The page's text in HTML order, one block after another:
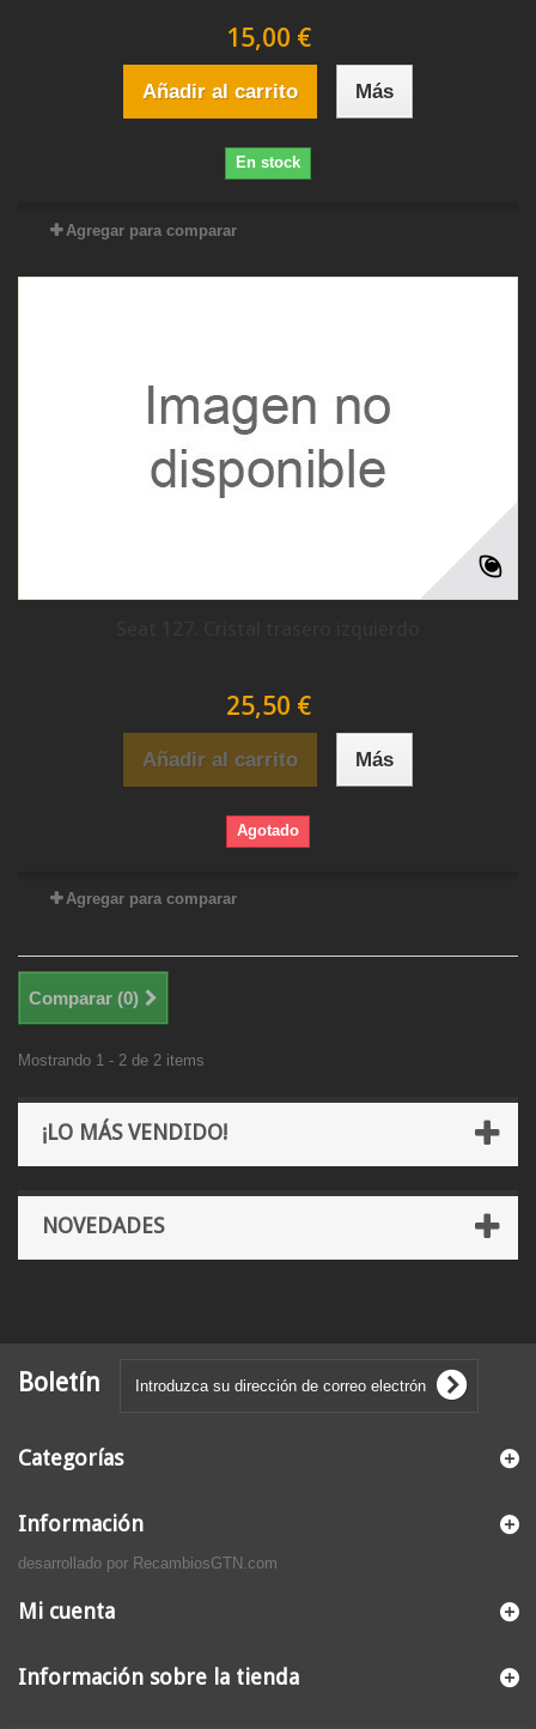
15,00 €
Añadir al carrito Más
En stock
Agregar para comparar
25,50 €
Añadir al carrito Más
Agotado
Agregar para comparar
Comparar (0)
Mostrando 1 - 2 de 2 items
¡LO MÁS VENDIDO!
NOVEDADES
Boletín
Categorías
Información
desarrollado por RecambiosGTN.com
Mi cuenta
Información sobre la tienda